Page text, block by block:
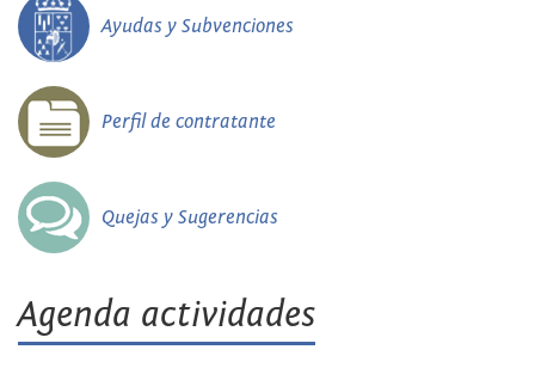
Ayudas y Subvenciones
Perfil de contratante
Quejas y Sugerencias
Agenda actividades